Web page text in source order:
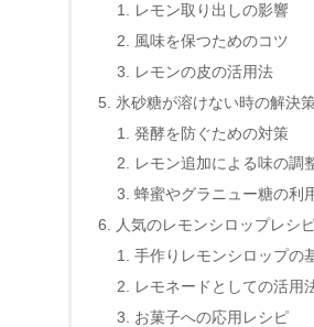
レモン取り出しの影響
風味を保つためのコツ
レモンの皮の活用法
氷砂糖が溶けない時の解決
発酵を防ぐための対策
レモン追加による味の調
蜂蜜やグラニュー糖の利
人気のレモンシロップレシ
手作りレモンシロップの
レモネードとしての活用
お菓子への応用レシピ